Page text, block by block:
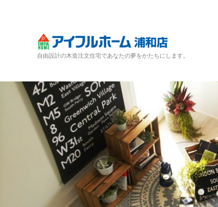
自由設計の木造注文住宅であなたの夢をかたちにします。